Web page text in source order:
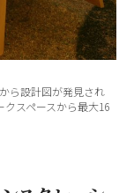
ら設計図が発見され
スペースから最大16